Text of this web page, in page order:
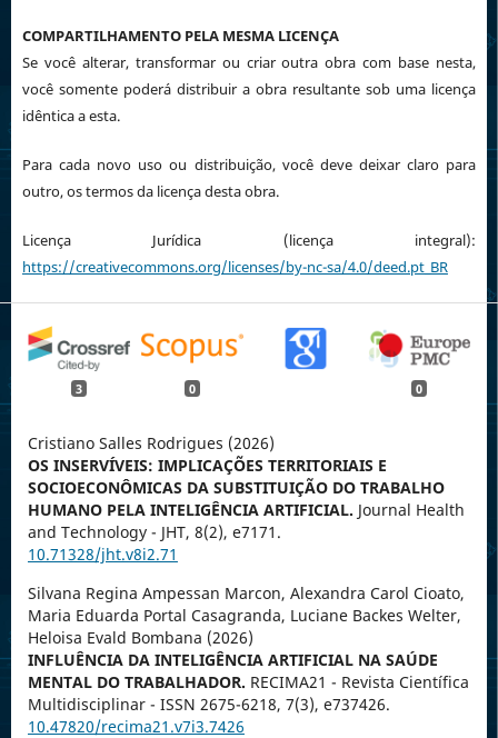
COMPARTILHAMENTO PELA MESMA LICENÇA
Se você alterar, transformar ou criar outra obra com base nesta,
você somente poderá distribuir a obra resultante sob uma licença
idêntica a esta.
Para cada novo uso ou distribuição, você deve deixar claro para
outro, os termos da licença desta obra.
Licença Jurídica (licença integral):
https://creativecommons.org/licenses/by-nc-sa/4.0/deed.pt_BR
3 0 0
Cristiano Salles Rodrigues (2026)
OS INSERVÍVEIS: IMPLICAÇÕES TERRITORIAIS E
SOCIOECONÔMICAS DA SUBSTITUIÇÃO DO TRABALHO
HUMANO PELA INTELIGÊNCIA ARTIFICIAL. Journal Health
and Technology - JHT, 8(2), e7171.
10.71328/jht.v8i2.71
Silvana Regina Ampessan Marcon, Alexandra Carol Cioato,
Maria Eduarda Portal Casagranda, Luciane Backes Welter,
Heloisa Evald Bombana (2026)
INFLUÊNCIA DA INTELIGÊNCIA ARTIFICIAL NA SAÚDE
MENTAL DO TRABALHADOR. RECIMA21 - Revista Científica
Multidisciplinar - ISSN 2675-6218, 7(3), e737426.
10.47820/recima21.v7i3.7426